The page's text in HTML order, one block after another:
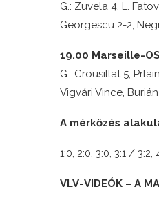
G.: Zuvela 4, L.
Georgescu 2-2,
19.00 Marseille-
G.: Crousillat 5,
Vigvári Vince,
A mérkőzés
1:0, 2:0, 3:0, 3:1 / 3:2,
VLV-VIDEÓK – A